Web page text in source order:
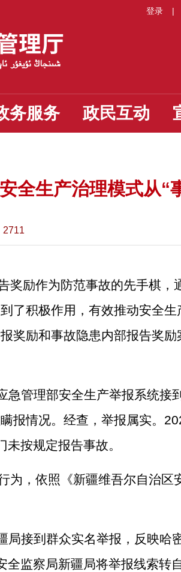
登录 |
务服务 政民互动
全生产治理模式从“
2711
奖励作为防范事故的先手棋，
了积极作用，有效推动安全生
奖励和事故隐患内部报告奖励
急管理部安全生产举报系统接
报情况。经查，举报属实。
按规定报告事故。
为，依照《新疆维吾尔自治
局接到群众实名举报，反映哈
监察局新疆局将举报线索转